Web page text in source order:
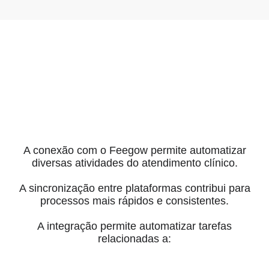
A conexão com o Feegow permite automatizar
diversas atividades do atendimento clínico.
A sincronização entre plataformas contribui para
processos mais rápidos e consistentes.
A integração permite automatizar tarefas
relacionadas a: